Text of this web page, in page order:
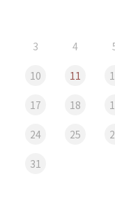
3 4
10 11
17 18
24 25
31